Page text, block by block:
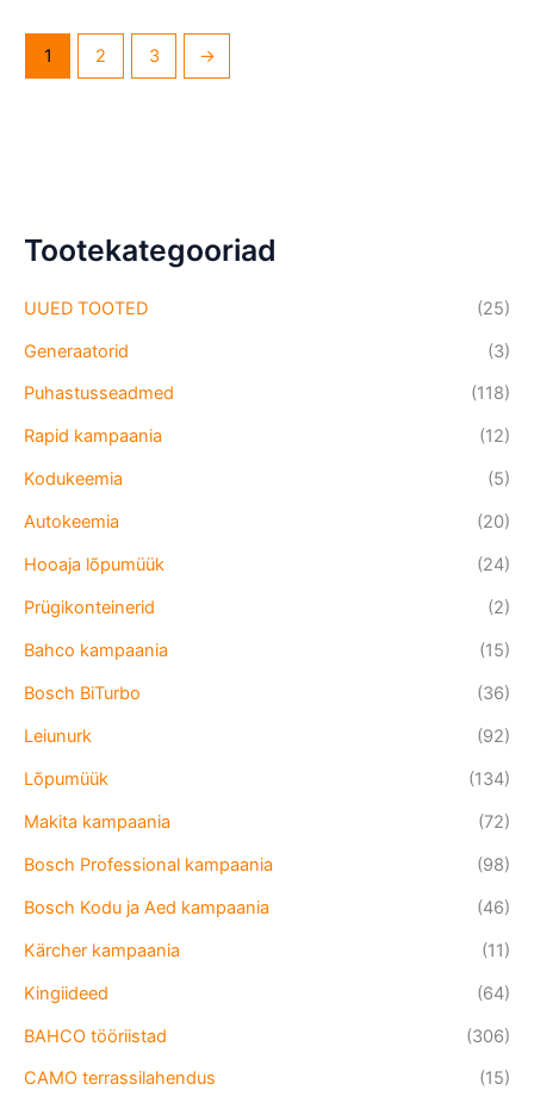
Tootekategooriad
UUED TOOTED
(25)
Generaatorid
(3)
Puhastusseadmed
(118)
Rapid kampaania
(12)
Kodukeemia
(5)
Autokeemia
(20)
Hooaja lõpumüük
(24)
Prügikonteinerid
(2)
Bahco kampaania
(15)
Bosch BiTurbo
(36)
Leiunurk
(92)
Lõpumüük
(134)
Makita kampaania
(72)
Bosch Professional kampaania
(98)
Bosch Kodu ja Aed kampaania
(46)
Kärcher kampaania
(11)
Kingiideed
(64)
BAHCO tööriistad
(306)
CAMO terrassilahendus
(15)
1 2 3 →